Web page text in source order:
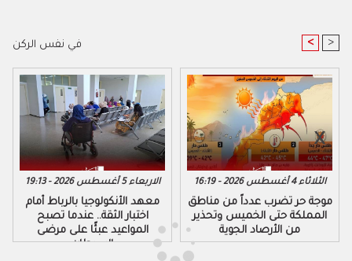
في نفس الركن < >
الاربعاء 5 أغسطس 2026 - 19:13
معهد الأنكولوجيا بالرباط أمام
اختبار الثقة.. عندما تصبح
المواعيد عبئًا على مرضى
السرطان
الثلاثاء 4 أغسطس 2026 - 16:19
موجة حر تضرب عدداً من مناطق
المملكة حتى الخميس وتحذير
من الأرصاد الجوية